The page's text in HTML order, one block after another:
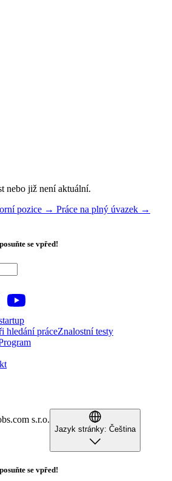
nebo již není aktuální.
pozice → Práce na plný úvazek →
se vpřed!
hledání práceZnalostní testy
s.r.o.
Jazyk stránky: Čeština
se vpřed!